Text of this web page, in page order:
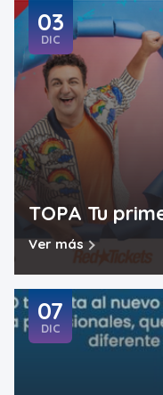
TOPA Tu
Ver más
03
DIC
07
DIC